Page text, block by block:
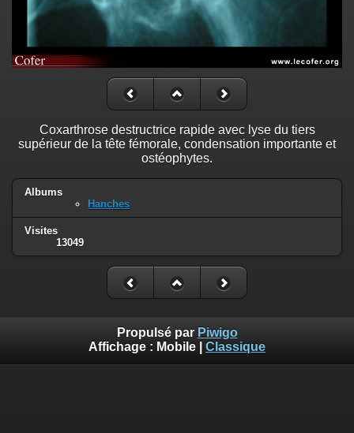
Coxarthrose destructrice rapide avec lyse du tiers
supérieur de la tête fémorale, condensation importante et
ostéophytes.
Albums
Hanches
Visites
13049
Propulsé par Piwigo
Affichage : Mobile Classique